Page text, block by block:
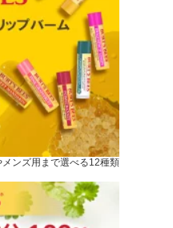
ンズ用まで選べる12種類